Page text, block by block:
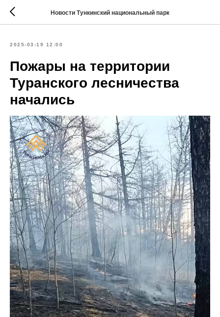
Новости Тункинский национальный парк
2025-03-19 12:00
Пожары на территории
Туранского лесничества
начались